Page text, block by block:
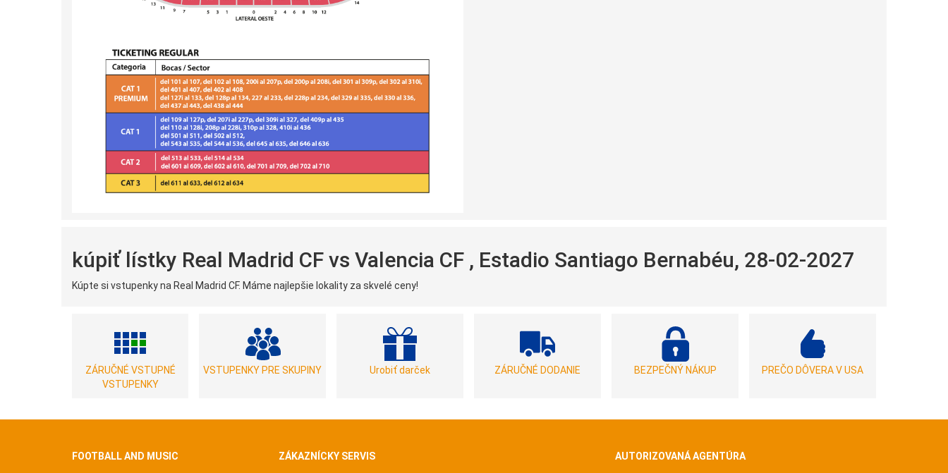
kúpiť lístky Real Madrid CF vs Valencia CF , Estadio Santiago Bernabéu, 28-02-2027
Kúpte si vstupenky na Real Madrid CF. Máme najlepšie lokality za skvelé ceny!
ZÁRUČNÉ VSTUPNÉ
VSTUPENKY
VSTUPENKY PRE SKUPINY Urobiť darček ZÁRUČNÉ DODANIE BEZPEČNÝ NÁKUP PREČO DÔVERA V USA
FOOTBALL AND MUSIC ZÁKAZNÍCKY SERVIS AUTORIZOVANÁ AGENTÚRA